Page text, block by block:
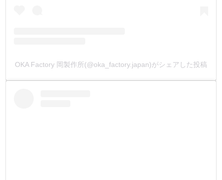
OKA Factory 岡製作所(@oka_factory.japan)がシェアした投稿